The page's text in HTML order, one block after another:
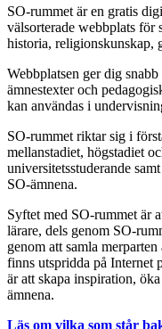
SO-rummet är en gratis
välsorterade webbplats för
historia, religionskunskap,
Webbplatsen ger dig
ämnestexter och
kan användas i
SO-rummet riktar sig i
mellanstadiet, högstadiet
universitetsstuderande
SO-ämnena.
Syftet med SO-rummet är
lärare, dels genom SO-
genom att samla
finns utspridda på Internet
är att skapa inspiration,
ämnena.
Läs om vilka som står